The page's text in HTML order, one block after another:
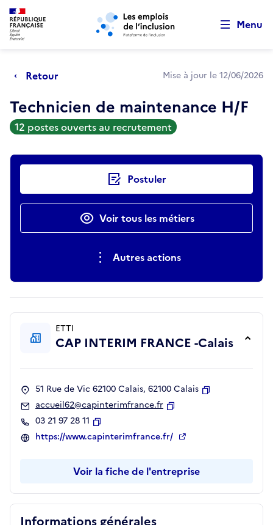
Aller au menu principal Aller au contenu principal
Menu
Retour Mise à jour le 12/06/2026
Technicien de maintenance H/F
12 postes ouverts au recrutement
Actions rapides Postuler
Voir tous les métiers
Autres actions
ETTI
CAP INTERIM FRANCE -Calais
51 Rue de Vic 62100 Calais, 62100 Calais
accueil62@capinterimfrance.fr
03 21 97 28 11
Copier
https://www.capinterimfrance.fr/
Voir la fiche de l'entreprise
Retour au début de la page
Panneau de gestion des cookies